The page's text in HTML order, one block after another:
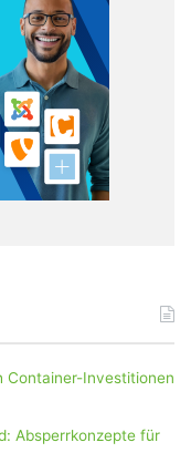
Container-Investitionen
Absperrkonzepte für